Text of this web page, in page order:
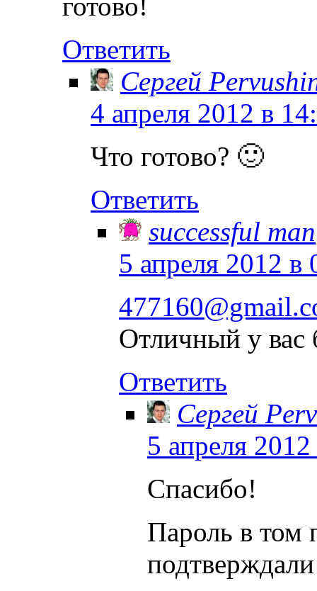
Ответить
Сергей
4 апреля 2012 в
Что готово? 🙂
Ответить
successful man
5 апреля 2012 в
Отличный у
Ответить
Сергей
5 апреля
Спасибо!
Пароль в том